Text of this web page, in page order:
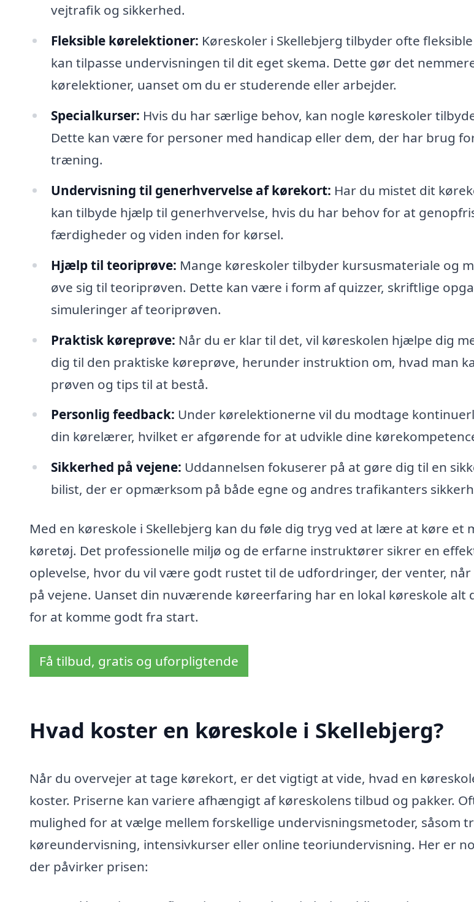
vejtrafik og sikkerhed.
Fleksible kørelektioner: Køreskoler i Skellebjerg tilbyder ofte
kan tilpasse undervisningen til dit eget skema. Dette gør det
kørelektioner, uanset om du er studerende eller arbejder.
Specialkurser: Hvis du har særlige behov, kan nogle køreskoler
Dette kan være for personer med handicap eller dem, der har brug
træning.
Undervisning til generhvervelse af kørekort: Har du mistet dit
kan tilbyde hjælp til generhvervelse, hvis du har behov for at
færdigheder og viden inden for kørsel.
Hjælp til teoriprøve: Mange køreskoler tilbyder kursusmateriale og
øve sig til teoriprøven. Dette kan være i form af quizzer, skriftlige
simuleringer af teoriprøven.
Praktisk køreprøve: Når du er klar til det, vil køreskolen hjælpe dig
dig til den praktiske køreprøve, herunder instruktion om, hvad man
prøven og tips til at bestå.
Personlig feedback: Under kørelektionerne vil du modtage
din kørelærer, hvilket er afgørende for at udvikle dine
Sikkerhed på vejene: Uddannelsen fokuserer på at gøre dig til en
bilist, der er opmærksom på både egne og andres trafikanters
Med en køreskole i Skellebjerg kan du føle dig tryg ved at lære at køre et
køretøj. Det professionelle miljø og de erfarne instruktører sikrer en
oplevelse, hvor du vil være godt rustet til de udfordringer, der venter,
på vejene. Uanset din nuværende køreerfaring har en lokal køreskole alt
for at komme godt fra start.
Få tilbud, gratis og uforpligtende
Hvad koster en køreskole i Skellebjerg?
Når du overvejer at tage kørekort, er det vigtigt at vide, hvad en
koster. Priserne kan variere afhængigt af køreskolens tilbud og pakker.
mulighed for at vælge mellem forskellige undervisningsmetoder, såsom
køreundervisning, intensivkurser eller online teoriundervisning. Her er
der påvirker prisen: